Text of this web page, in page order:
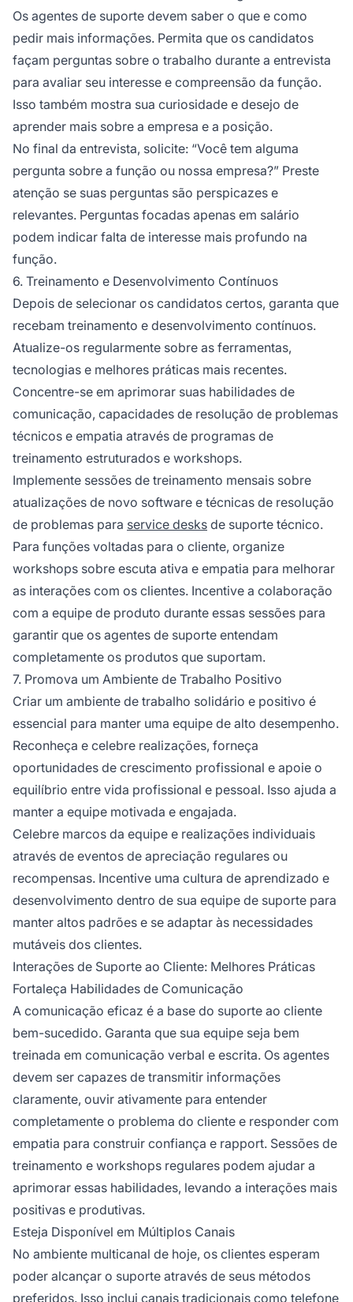
Os agentes de suporte devem saber o que e como
pedir mais informações. Permita que os candidatos
façam perguntas sobre o trabalho durante a entrevista
para avaliar seu interesse e compreensão da função.
Isso também mostra sua curiosidade e desejo de
aprender mais sobre a empresa e a posição.
No final da entrevista, solicite: “Você tem alguma
pergunta sobre a função ou nossa empresa?” Preste
atenção se suas perguntas são perspicazes e
relevantes. Perguntas focadas apenas em salário
podem indicar falta de interesse mais profundo na
função.
6. Treinamento e Desenvolvimento Contínuos
Depois de selecionar os candidatos certos, garanta que
recebam treinamento e desenvolvimento contínuos.
Atualize-os regularmente sobre as ferramentas,
tecnologias e melhores práticas mais recentes.
Concentre-se em aprimorar suas habilidades de
comunicação, capacidades de resolução de problemas
técnicos e empatia através de programas de
treinamento estruturados e workshops.
Implemente sessões de treinamento mensais sobre
atualizações de novo software e técnicas de resolução
de problemas para service desks de suporte técnico.
Para funções voltadas para o cliente, organize
workshops sobre escuta ativa e empatia para melhorar
as interações com os clientes. Incentive a colaboração
com a equipe de produto durante essas sessões para
garantir que os agentes de suporte entendam
completamente os produtos que suportam.
7. Promova um Ambiente de Trabalho Positivo
Criar um ambiente de trabalho solidário e positivo é
essencial para manter uma equipe de alto desempenho.
Reconheça e celebre realizações, forneça
oportunidades de crescimento profissional e apoie o
equilíbrio entre vida profissional e pessoal. Isso ajuda a
manter a equipe motivada e engajada.
Celebre marcos da equipe e realizações individuais
através de eventos de apreciação regulares ou
recompensas. Incentive uma cultura de aprendizado e
desenvolvimento dentro de sua equipe de suporte para
manter altos padrões e se adaptar às necessidades
mutáveis dos clientes.
Interações de Suporte ao Cliente: Melhores Práticas
Fortaleça Habilidades de Comunicação
A comunicação eficaz é a base do suporte ao cliente
bem-sucedido. Garanta que sua equipe seja bem
treinada em comunicação verbal e escrita. Os agentes
devem ser capazes de transmitir informações
claramente, ouvir ativamente para entender
completamente o problema do cliente e responder com
empatia para construir confiança e rapport. Sessões de
treinamento e workshops regulares podem ajudar a
aprimorar essas habilidades, levando a interações mais
positivas e produtivas.
Esteja Disponível em Múltiplos Canais
No ambiente multicanal de hoje, os clientes esperam
poder alcançar o suporte através de seus métodos
preferidos. Isso inclui canais tradicionais como telefone